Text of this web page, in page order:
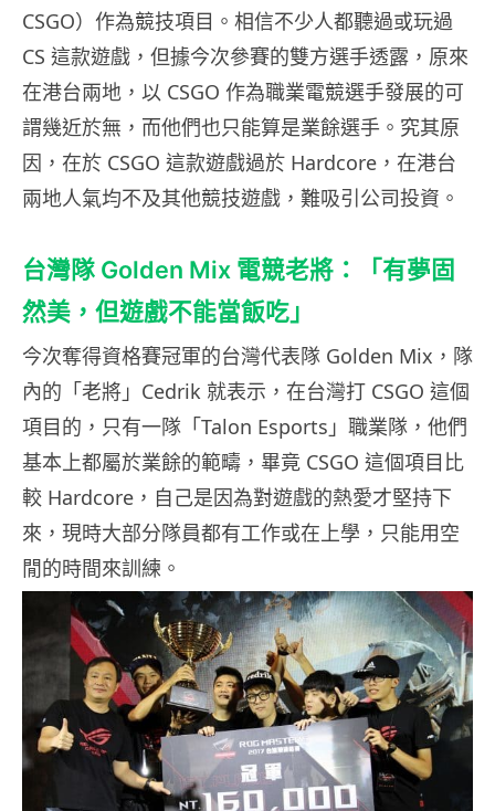
CSGO）作為競技項目。相信不少人都聽過或玩過
CS 這款遊戲，但據今次參賽的雙方選手透露，原來
在港台兩地，以 CSGO 作為職業電競選手發展的可
謂幾近於無，而他們也只能算是業餘選手。究其原
因，在於 CSGO 這款遊戲過於 Hardcore，在港台
兩地人氣均不及其他競技遊戲，難吸引公司投資。
台灣隊 Golden Mix 電競老將：「有夢固
然美，但遊戲不能當飯吃」
今次奪得資格賽冠軍的台灣代表隊 Golden Mix，隊
內的「老將」Cedrik 就表示，在台灣打 CSGO 這個
項目的，只有一隊「Talon Esports」職業隊，他們
基本上都屬於業餘的範疇，畢竟 CSGO 這個項目比
較 Hardcore，自己是因為對遊戲的熱愛才堅持下
來，現時大部分隊員都有工作或在上學，只能用空
閒的時間來訓練。